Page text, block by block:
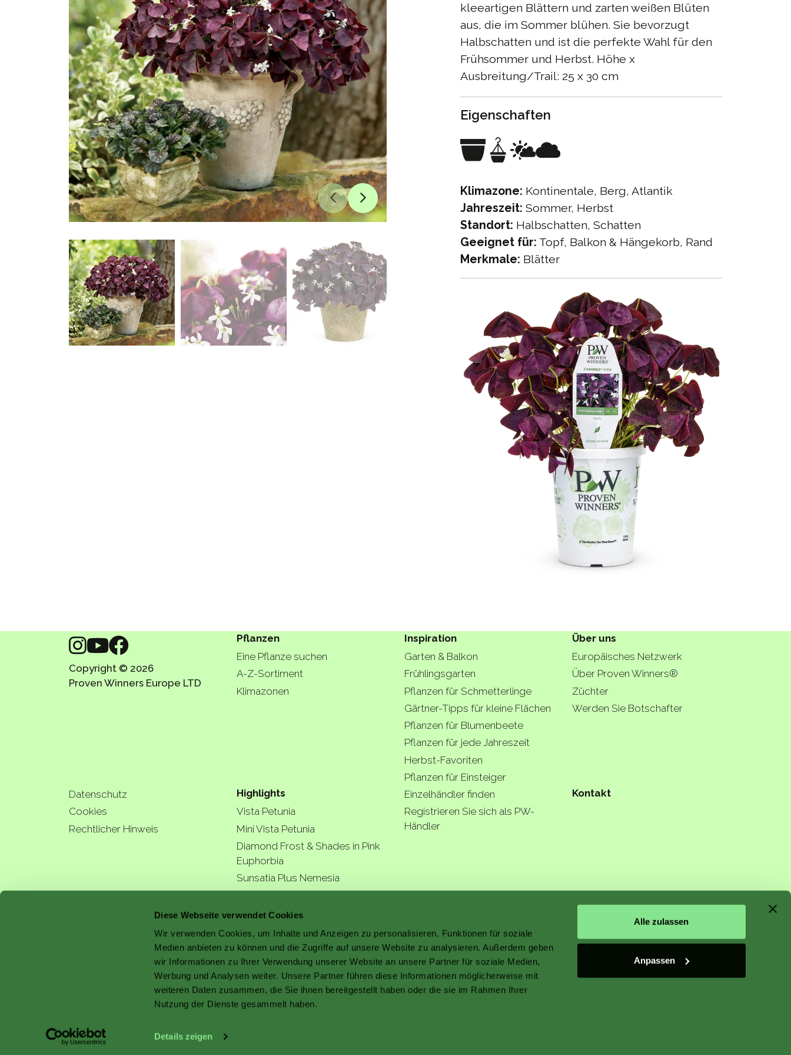
Diese Webseite verwendet Cookies
Wir verwenden Cookies, um Inhalte und Anzeigen zu personalisieren, Funktionen für soziale
Medien anbieten zu können und die Zugriffe auf unsere Website zu analysieren. Außerdem geben
wir Informationen zu Ihrer Verwendung unserer Website an unsere Partner für soziale Medien,
Werbung und Analysen weiter. Unsere Partner führen diese Informationen möglicherweise mit
weiteren Daten zusammen, die Sie ihnen bereitgestellt haben oder die sie im Rahmen Ihrer
Nutzung der Dienste gesammelt haben.
Details zeigen
Alle zulassen
Anpassen
kleeartigen Blättern und zarten weißen Blüten
aus, die im Sommer blühen. Sie bevorzugt
Halbschatten und ist die perfekte Wahl für den
Frühsommer und Herbst. Höhe x
Ausbreitung/Trail: 25 x 30 cm
Eigenschaften
Klimazone: Kontinentale, Berg, Atlantik
Jahreszeit: Sommer, Herbst
Standort: Halbschatten, Schatten
Geeignet für: Topf, Balkon & Hängekorb, Rand
Merkmale: Blätter
Copyright © 2026
Proven Winners Europe LTD
Pflanzen
Eine Pflanze suchen
A-Z-Sortiment
Klimazonen
Inspiration
Garten & Balkon
Frühlingsgarten
Pflanzen für Schmetterlinge
Gärtner-Tipps für kleine Flächen
Pflanzen für Blumenbeete
Pflanzen für jede Jahreszeit
Herbst-Favoriten
Pflanzen für Einsteiger
Über uns
Europäisches Netzwerk
Über Proven Winners®
Züchter
Werden Sie Botschafter
Datenschutz
Cookies
Rechtlicher Hinweis
Highlights
Vista Petunia
Mini Vista Petunia
Diamond Frost & Shades in Pink
Euphorbia
Sunsatia Plus Nemesia
Einzelhändler finden
Registrieren Sie sich als PW-
Händler
Kontakt
a better garden starts
with a better plant